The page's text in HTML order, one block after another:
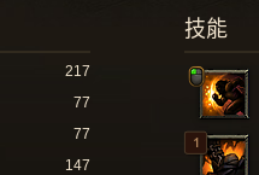
技能
217
77
77
147